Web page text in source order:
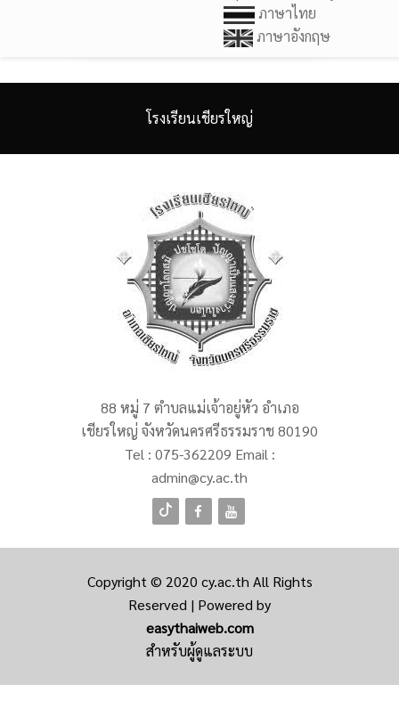
ภาษาไทย
ภาษาอังกฤษ
โรงเรียนเชียรใหญ่
88 หมู่ 7 ตำบลแม่เจ้าอยู่หัว อำเภอ
เชียรใหญ่ จังหวัดนครศรีธรรมราช 80190
Tel : 075-362209 Email :
admin@cy.ac.th
Copyright © 2020 cy.ac.th All Rights
Reserved | Powered by
easythaiweb.com
สำหรับผู้ดูแลระบบ